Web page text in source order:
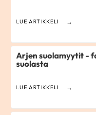
LUE ARTIKKELI
Arjen suolamyytit -
suolasta
LUE ARTIKKELI